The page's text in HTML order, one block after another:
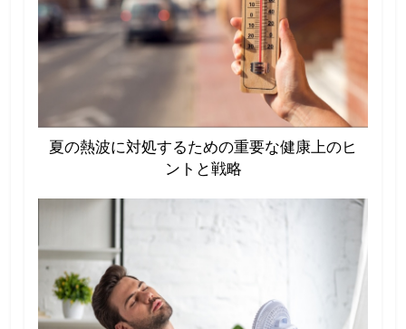
夏の熱波に対処するための重要な健康上のヒ
ントと戦略